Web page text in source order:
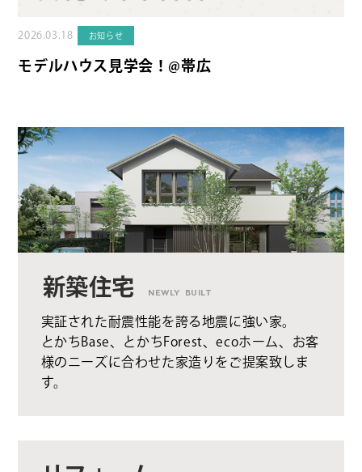
2026.03.18 お知らせ
モデルハウス見学会！@帯広
新築住宅 NEWLY BUILT
実証された耐震性能を誇る地震に強い家。
とかちBase、とかちForest、ecoホーム、お客
様のニーズに合わせた家造りをご提案致しま
す。